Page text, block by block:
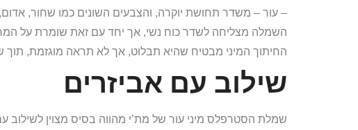
– עור – משדר תחושת יוקרה, והצבעים השונים כמו שחור,
השמלה מצליחה לשדר כוח נשי, אך יחד עם זאת שומרת על
החיתוך המיני מבטיח שהיא תבלוט, אך לא תראה מוגזמת, תוך
שילוב עם אביזרים
שמלת הסטרפלס מיני עור של מת’י מהווה בסיס מצוין לשילוב